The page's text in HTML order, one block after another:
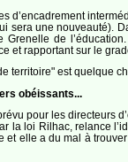
d’encadrement
sera une nouveauté).
de
et rapportant sur le
territoire" est quelque
obéissants...
pour les directeurs
la loi Rilhac, relance
et elle a du mal à